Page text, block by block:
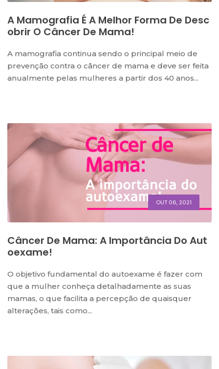
A Mamografia É A Melhor Forma De Desc
Obrir O Câncer De Mama!
A mamografia continua sendo o principal meio de
prevenção contra o câncer de mama e deve ser feita
anualmente pelas mulheres a partir dos 40 anos...
OUT 06, 2021
Câncer De Mama: A Importância Do Aut
Oexame!
O objetivo fundamental do autoexame é fazer com
que a mulher conheça detalhadamente as suas
mamas, o que facilita a percepção de quaisquer
alterações, tais como...